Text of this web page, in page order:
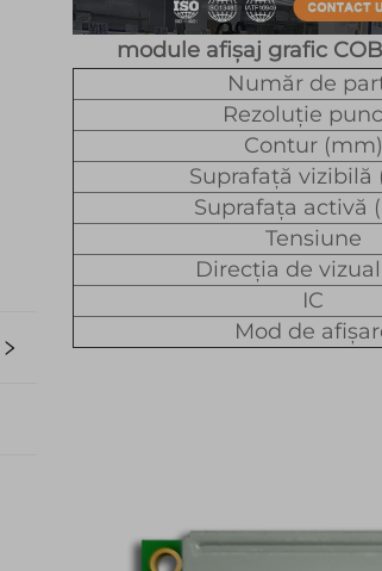
module afișaj grafic
Număr de
Rezoluție
Contur (mm)
Suprafață vizibilă
Suprafața activă
Tensiune
Direcția de
IC
Mod de